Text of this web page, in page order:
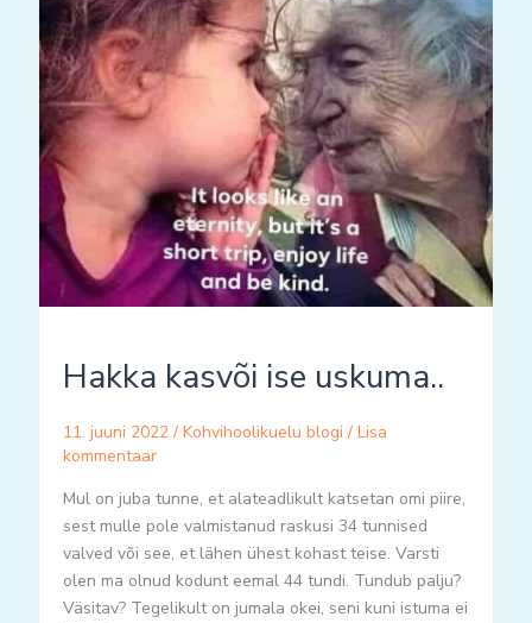
Hakka kasvõi ise uskuma..
11. juuni 2022 / Kohvihoolikuelu blogi / Lisa
kommentaar
Mul on juba tunne, et alateadlikult katsetan omi piire,
sest mulle pole valmistanud raskusi 34 tunnised
valved või see, et lähen ühest kohast teise. Varsti
olen ma olnud kodunt eemal 44 tundi. Tundub palju?
Väsitav? Tegelikult on jumala okei, seni kuni istuma ei